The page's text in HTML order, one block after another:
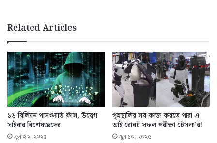
Related Articles
১৬ বিলিয়ন পাসওয়ার্ড ফাঁস, উদ্বেগ
সাইবার বিশেষজ্ঞদের
জুলাই ২, ২০২৫
গৃহস্থালির সব কাজ করতে পারা এ
আই রোবট সফল পরীক্ষা টেসলা’র!
জুন ১০, ২০২৫